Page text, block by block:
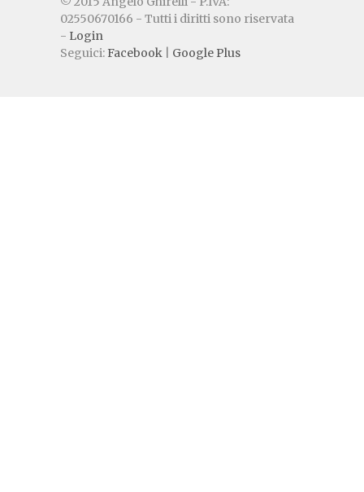
02550670166 - Tutti i diritti sono riservata
- Login
Seguici:Facebook Google Plus